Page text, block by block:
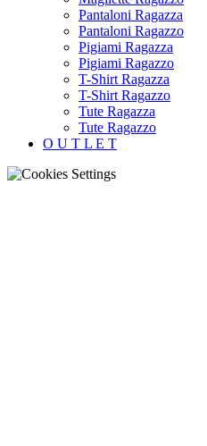
Pantaloni Ragazza
Pantaloni Ragazzo
Pigiami Ragazza
Pigiami Ragazzo
T-Shirt Ragazza
T-Shirt Ragazzo
Tute Ragazza
Tute Ragazzo
O U T L E T